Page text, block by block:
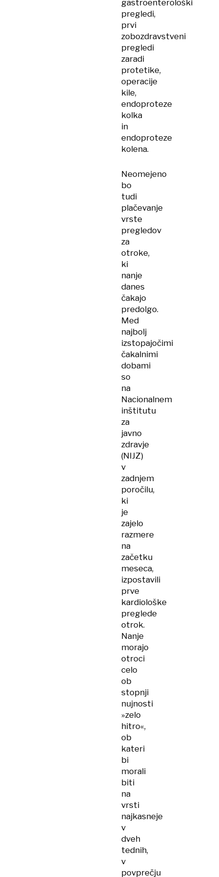
gastroenterološki
pregledi,
prvi
zobozdravstveni
pregledi
zaradi
protetike,
operacije
kile,
endoproteze
kolka
in
endoproteze
kolena.
Neomejeno
bo
tudi
plačevanje
vrste
pregledov
za
otroke,
ki
nanje
danes
čakajo
predolgo.
Med
najbolj
izstopajočimi
čakalnimi
dobami
so
na
Nacionalnem
inštitutu
za
javno
zdravje
(NIJZ)
v
zadnjem
poročilu,
ki
je
zajelo
razmere
na
začetku
meseca,
izpostavili
prve
kardiološke
preglede
otrok.
Nanje
morajo
otroci
celo
ob
stopnji
nujnosti
»zelo
hitro«,
ob
kateri
bi
morali
biti
na
vrsti
najkasneje
v
dveh
tednih,
v
povprečju